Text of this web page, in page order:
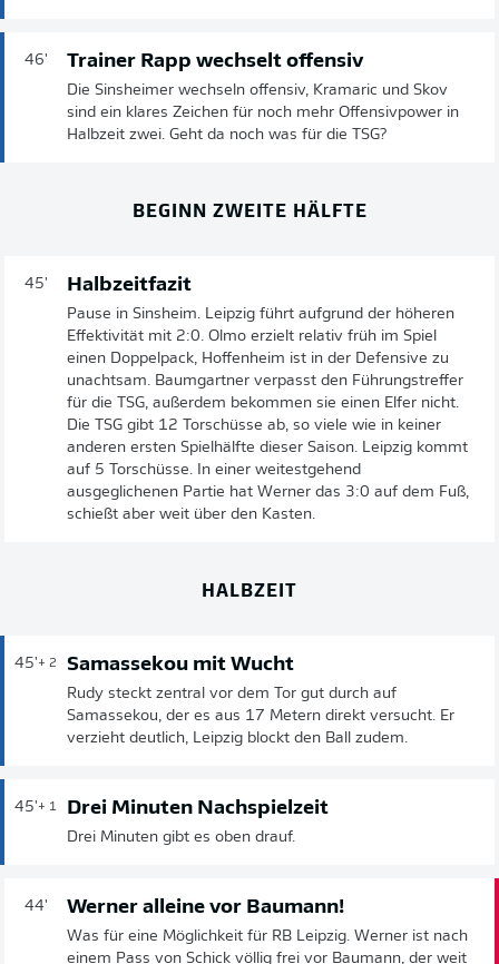
46' Trainer Rapp wechselt offensiv
Die Sinsheimer wechseln offensiv, Kramaric und Skov
sind ein klares Zeichen für noch mehr Offensivpower in
Halbzeit zwei. Geht da noch was für die TSG?
BEGINN ZWEITE HÄLFTE
45' Halbzeitfazit
Pause in Sinsheim. Leipzig führt aufgrund der höheren
Effektivität mit 2:0. Olmo erzielt relativ früh im Spiel
einen Doppelpack, Hoffenheim ist in der Defensive zu
unachtsam. Baumgartner verpasst den Führungstreffer
für die TSG, außerdem bekommen sie einen Elfer nicht.
Die TSG gibt 12 Torschüsse ab, so viele wie in keiner
anderen ersten Spielhälfte dieser Saison. Leipzig kommt
auf 5 Torschüsse. In einer weitestgehend
ausgeglichenen Partie hat Werner das 3:0 auf dem Fuß,
schießt aber weit über den Kasten.
HALBZEIT
45'+ 2 Samassekou mit Wucht
Rudy steckt zentral vor dem Tor gut durch auf
Samassekou, der es aus 17 Metern direkt versucht. Er
verzieht deutlich, Leipzig blockt den Ball zudem.
45'+ 1 Drei Minuten Nachspielzeit
Drei Minuten gibt es oben drauf.
44' Werner alleine vor Baumann!
Was für eine Möglichkeit für RB Leipzig. Werner ist nach
einem Pass von Schick völlig frei vor Baumann, der weit